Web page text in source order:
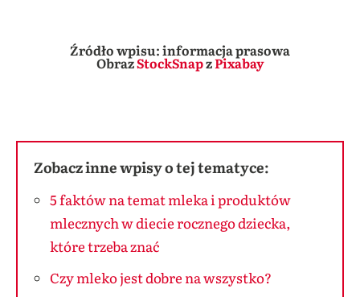
Źródło wpisu: informacja prasowa
ObrazStockSnapzPixabay
Zobacz inne wpisy o tej tematyce:
5 faktów na temat mleka i produktów
mlecznych w diecie rocznego dziecka,
które trzeba znać
Czy mleko jest dobre na wszystko?